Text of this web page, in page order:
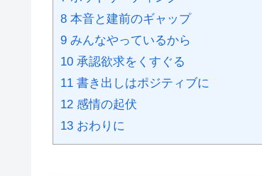
8 本音と建前のギャップ
9 みんなやっているから
10 承認欲求をくすぐる
11 書き出しはポジティブに
12 感情の起伏
13 おわりに